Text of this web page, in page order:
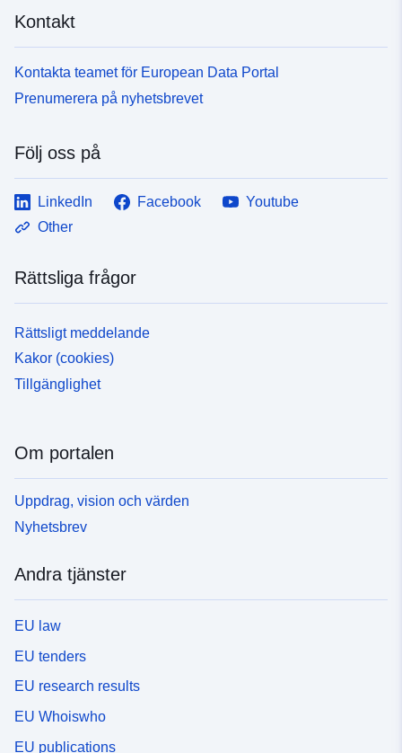
Kontakt
Kontakta teamet för European Data Portal
Prenumerera på nyhetsbrevet
Följ oss på
LinkedIn Facebook
Youtube
Other
Rättsliga frågor
Rättsligt meddelande
Kakor (cookies)
Tillgänglighet
Om portalen
Uppdrag, vision och värden
Nyhetsbrev
Andra tjänster
EU law
EU tenders
EU research results
EU Whoiswho
EU publications